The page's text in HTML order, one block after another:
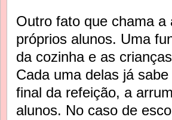
Outro fato que chama
próprios alunos. Uma
da cozinha e as
Cada uma delas já
final da refeição, a
alunos. No caso de